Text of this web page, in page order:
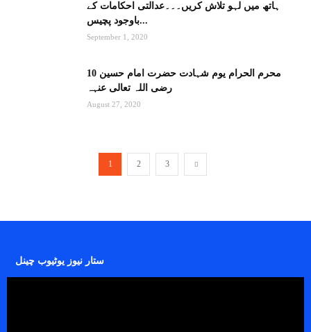
ہاتھ میں لہو تلاش کریں۔۔۔عدالتی احکامات کے
باوجود پچیس...
September 1, 2020
10 محرم الحرام یوم شہادت حضرت امام حسین
رضی اللہ تعالی عنہہ
August 27, 2020
1 2 3
ستار نیوز یوٹیوب چینل